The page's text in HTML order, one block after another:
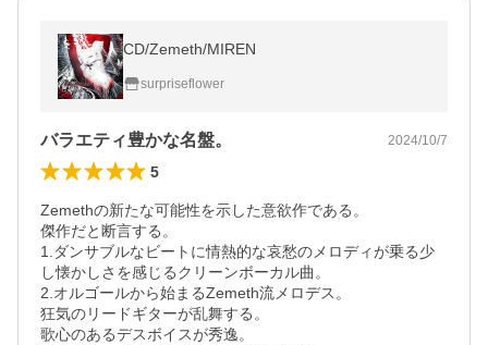
CD/Zemeth/MIREN
surpriseflower
バラエティ豊かな名盤。 2024/10/7
5
Zemethの新たな可能性を示した意欲作である。
傑作だと断言する。
1.ダンサブルなビートに情熱的な哀愁のメロディが乗る少
し懐かしさを感じるクリーンボーカル曲。
2.オルゴールから始まるZemeth流メロデス。
狂気のリードギターが乱舞する。
歌心のあるデスボイスが秀逸。